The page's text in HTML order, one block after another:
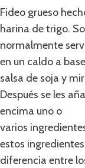
Fideo grueso
harina de trigo.
normalmente
en un caldo a
salsa de soja y
Después se les
encima uno o
varios
estos
diferencia entre